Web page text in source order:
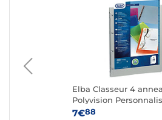
Elba Classeur 4
Polyvision
7€88